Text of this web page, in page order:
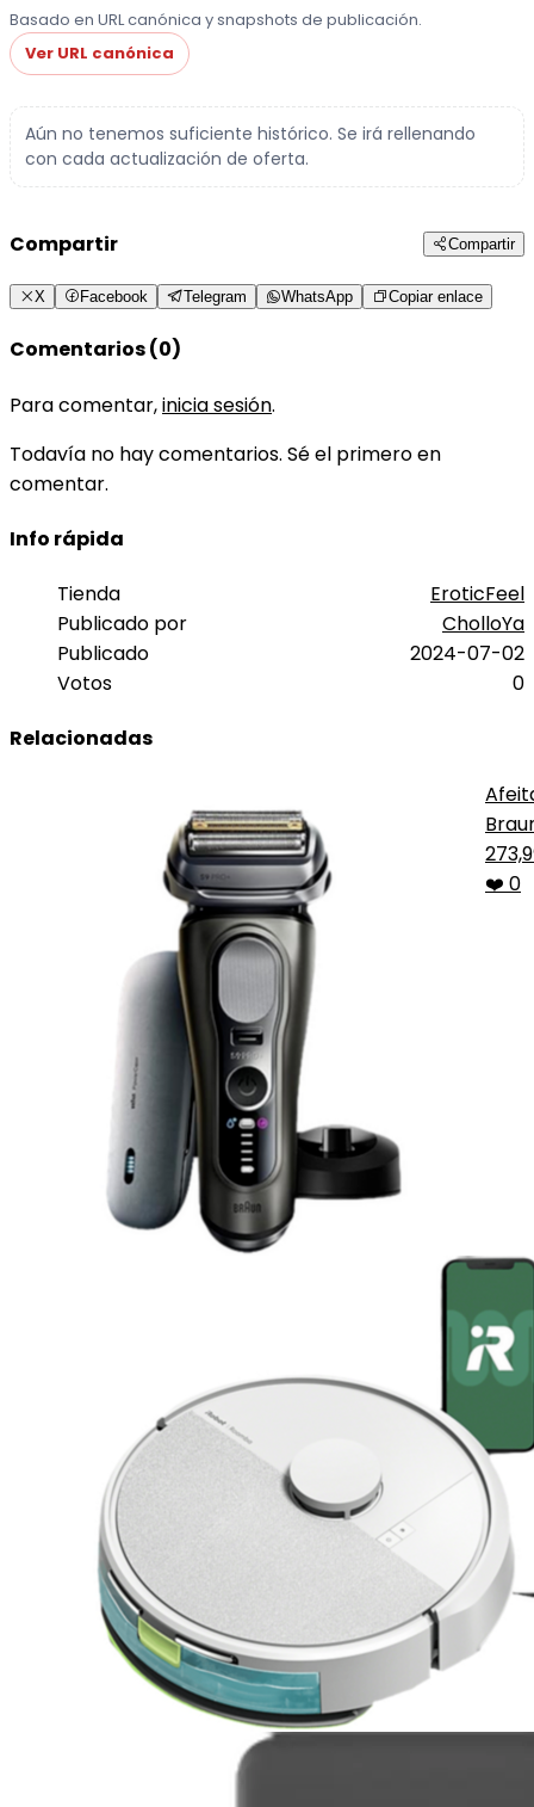
Basado en URL canónica y snapshots de publicación.
Ver URL canónica
Aún no tenemos suficiente histórico. Se irá rellenando
con cada actualización de oferta.
Compartir Compartir
X Facebook Telegram WhatsApp Copiar enlace
Comentarios (0)
Para comentar,inicia sesión.
Todavía no hay comentarios. Sé el primero en
comentar.
Info rápida
Tienda
EroticFeel
Publicado por
CholloYa
Publicado
2024-07-02
Votos
0
Relacionadas
❤️ 0